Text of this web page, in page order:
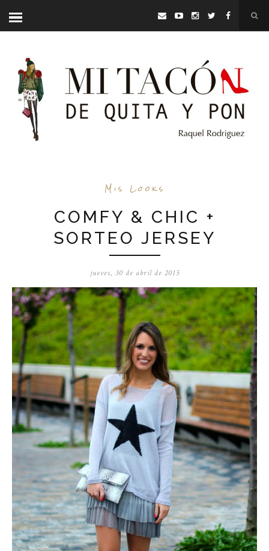
Mis Looks
COMFY & CHIC +
SORTEO JERSEY
jueves, 30 de abril de 2015